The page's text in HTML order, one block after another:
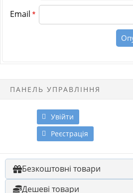
Email *
ПАНЕЛЬ УПРАВЛІННЯ
Увійти
Реєстрація
Безкоштовні товари
Дешеві товари